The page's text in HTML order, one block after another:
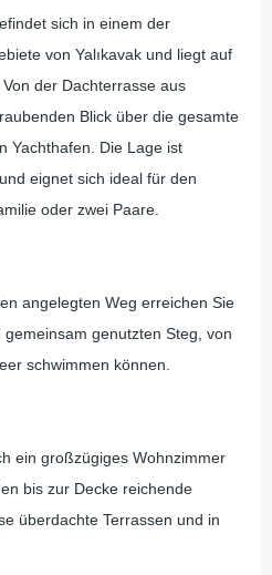
sich in einem der
von Yalıkavak und liegt auf
der Dachterrasse aus
Blick über die gesamte
Yachthafen. Die Lage ist
eignet sich ideal für den
oder zwei Paare.
angelegten Weg erreichen Sie
genutzten Steg, von
schwimmen können.
ein großzügiges Wohnzimmer
bis zur Decke reichende
überdachte Terrassen und in